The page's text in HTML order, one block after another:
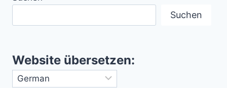
Suchen
Website übersetzen: